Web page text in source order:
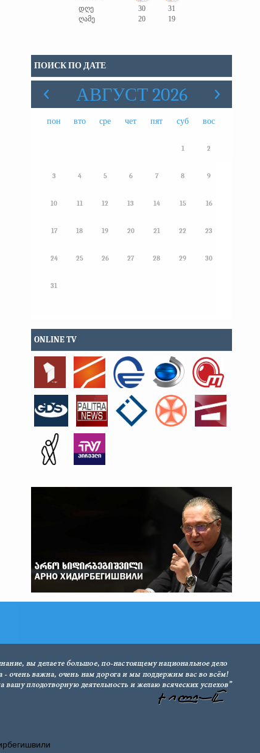
დღე
30
31
ღამე
20 19
ПОИСК ПО ДАТЕ
АВГУСТ 2026
пон вто сре чет пят суб вос
1 2
3 4 5 6 7 8 9
10 11 12 13 14 15 16
17 18 19 20 21 22 23
24 25 26 27 28 29 30
31
ONLINE TV